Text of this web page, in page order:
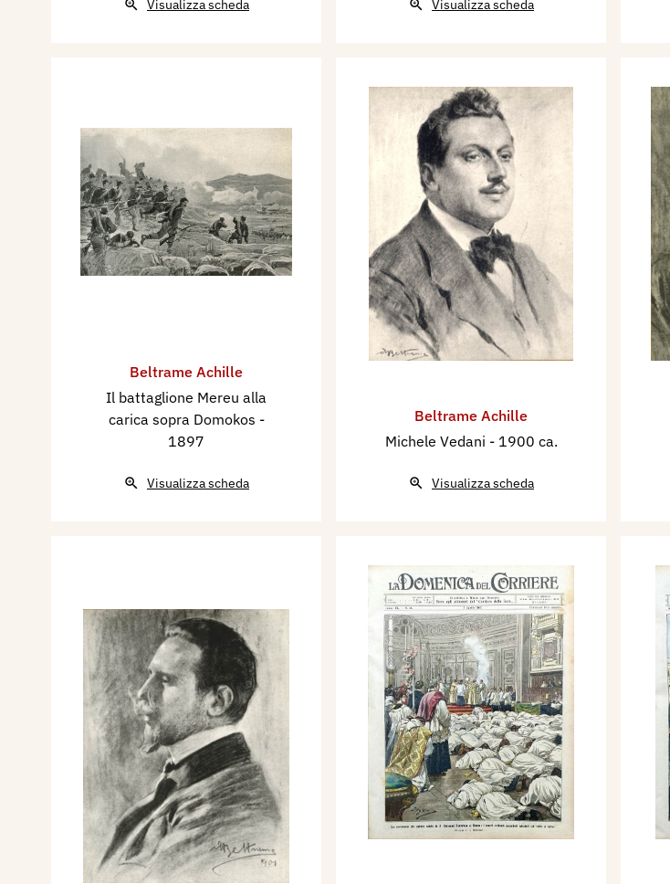
Visualizza scheda Visualizza scheda
Beltrame Achille
Il battaglione Mereu alla
carica sopra Domokos -
1897
Visualizza scheda
Beltrame Achille
Michele Vedani - 1900 ca.
Visualizza scheda